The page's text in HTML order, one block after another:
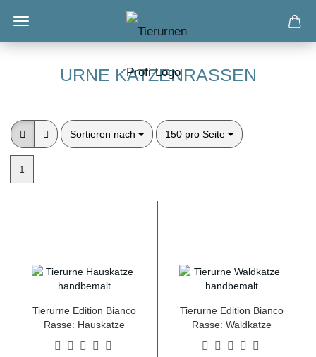
URNE KATZENRASSEN
Sortieren nach
Sortieren nach 150 pro Seite
pro Seite
1
Tierurne Edition Bianco
Rasse: Hauskatze
Tierurne Edition Bianco
Rasse: Waldkatze